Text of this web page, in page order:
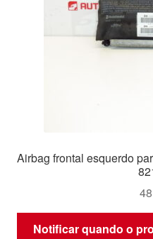
Airbag frontal esquerdo
Notificar quando o